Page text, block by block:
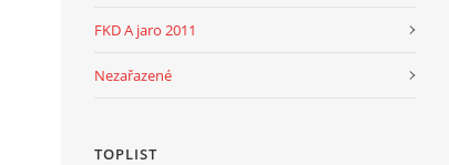
FKD A jaro 2011
Nezařazené
TOPLIST